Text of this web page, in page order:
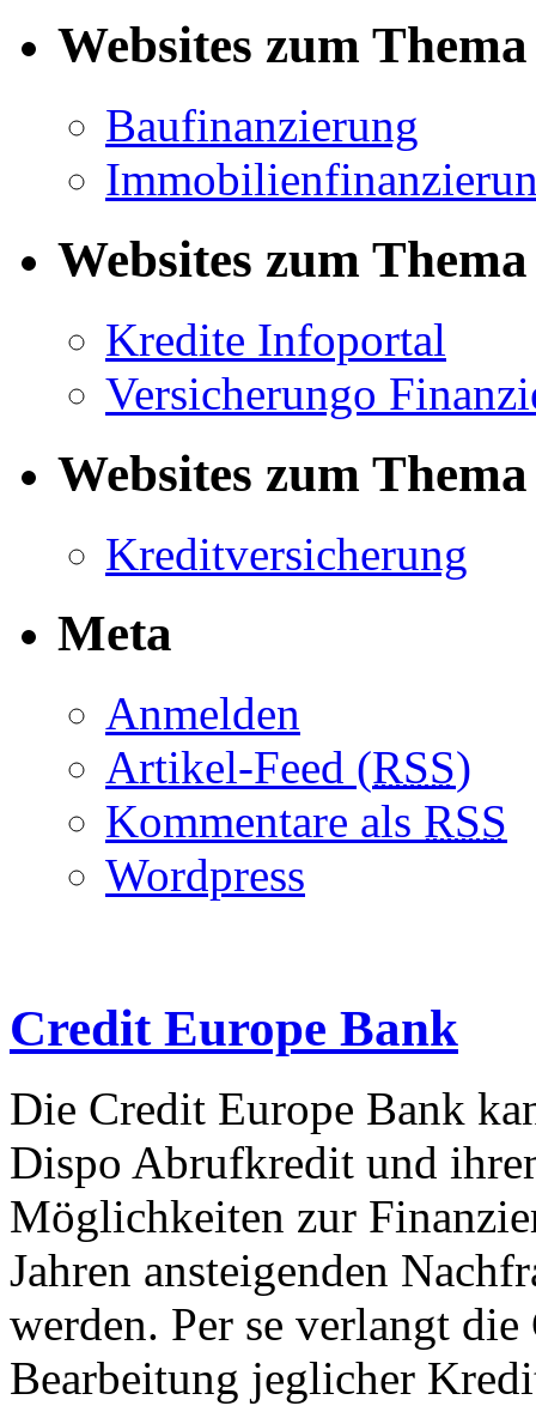
Websites zum
Baufinanzierung
Websites zum
Kredite Infoportal
Versicherungo
Websites zum
Kreditversicherung
Meta
Anmelden
Artikel-Feed (RSS)
Kommentare als RSS
Wordpress
Credit Europe Bank
Die Credit Europe Bank
Dispo Abrufkredit und
Möglichkeiten zur
Jahren ansteigenden
werden. Per se verlangt
Bearbeitung jeglicher